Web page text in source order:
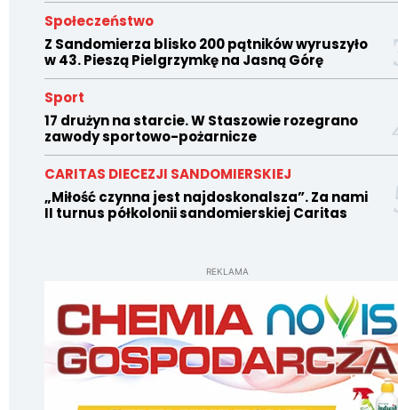
Społeczeństwo
Z Sandomierza blisko 200 pątników wyruszyło
w 43. Pieszą Pielgrzymkę na Jasną Górę
Sport
17 drużyn na starcie. W Staszowie rozegrano
zawody sportowo-pożarnicze
CARITAS DIECEZJI SANDOMIERSKIEJ
„Miłość czynna jest najdoskonalsza”. Za nami
II turnus półkolonii sandomierskiej Caritas
REKLAMA